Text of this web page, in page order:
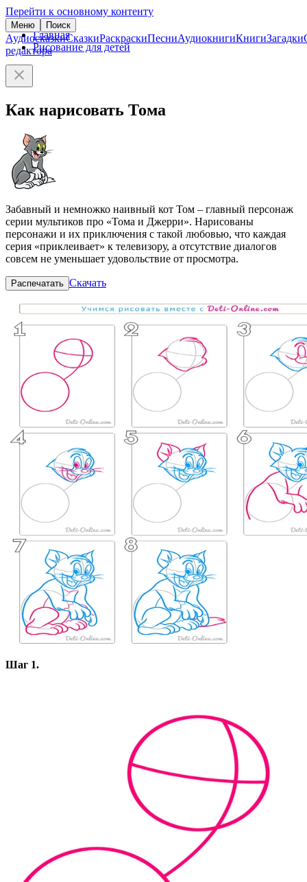
Перейти к основному контенту
Меню Поиск
АудиосказкиСказкиРаскраскиПесниАудиокнигиКнигиЗагадки
редактора
Главная
Рисование для детей
Как нарисовать Тома
Забавный и немножко наивный кот Том – главный персонаж
серии мультиков про «Тома и Джерри». Нарисованы
персонажи и их приключения с такой любовью, что каждая
серия «приклеивает» к телевизору, а отсутствие диалогов
совсем не уменьшает удовольствие от просмотра.
Распечатать Скачать
Шаг 1.